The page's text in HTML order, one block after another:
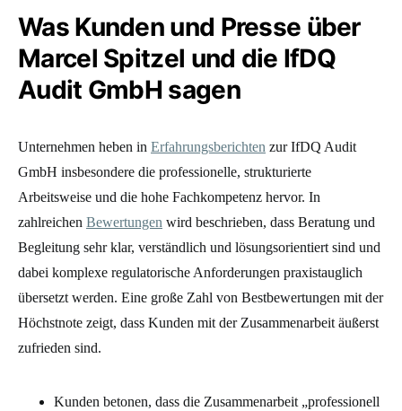
Was Kunden und Presse über
Marcel Spitzel und die IfDQ
Audit GmbH sagen
Unternehmen heben in Erfahrungsberichten zur IfDQ Audit
GmbH insbesondere die professionelle, strukturierte
Arbeitsweise und die hohe Fachkompetenz hervor. In
zahlreichen Bewertungen wird beschrieben, dass Beratung und
Begleitung sehr klar, verständlich und lösungsorientiert sind und
dabei komplexe regulatorische Anforderungen praxistauglich
übersetzt werden. Eine große Zahl von Bestbewertungen mit der
Höchstnote zeigt, dass Kunden mit der Zusammenarbeit äußerst
zufrieden sind.
Kunden betonen, dass die Zusammenarbeit „professionell